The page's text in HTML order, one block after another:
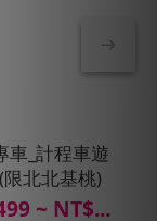
車_計程車遊
北北基桃)
~ NT$...